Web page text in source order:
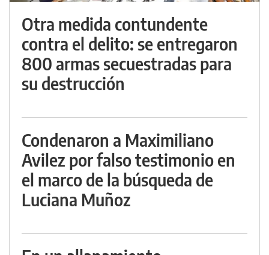
Otra medida contundente
contra el delito: se entregaron
800 armas secuestradas para
su destrucción
Condenaron a Maximiliano
Avilez por falso testimonio en
el marco de la búsqueda de
Luciana Muñoz